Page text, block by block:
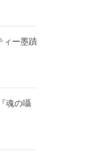
ィー墨蹟
魂の囁